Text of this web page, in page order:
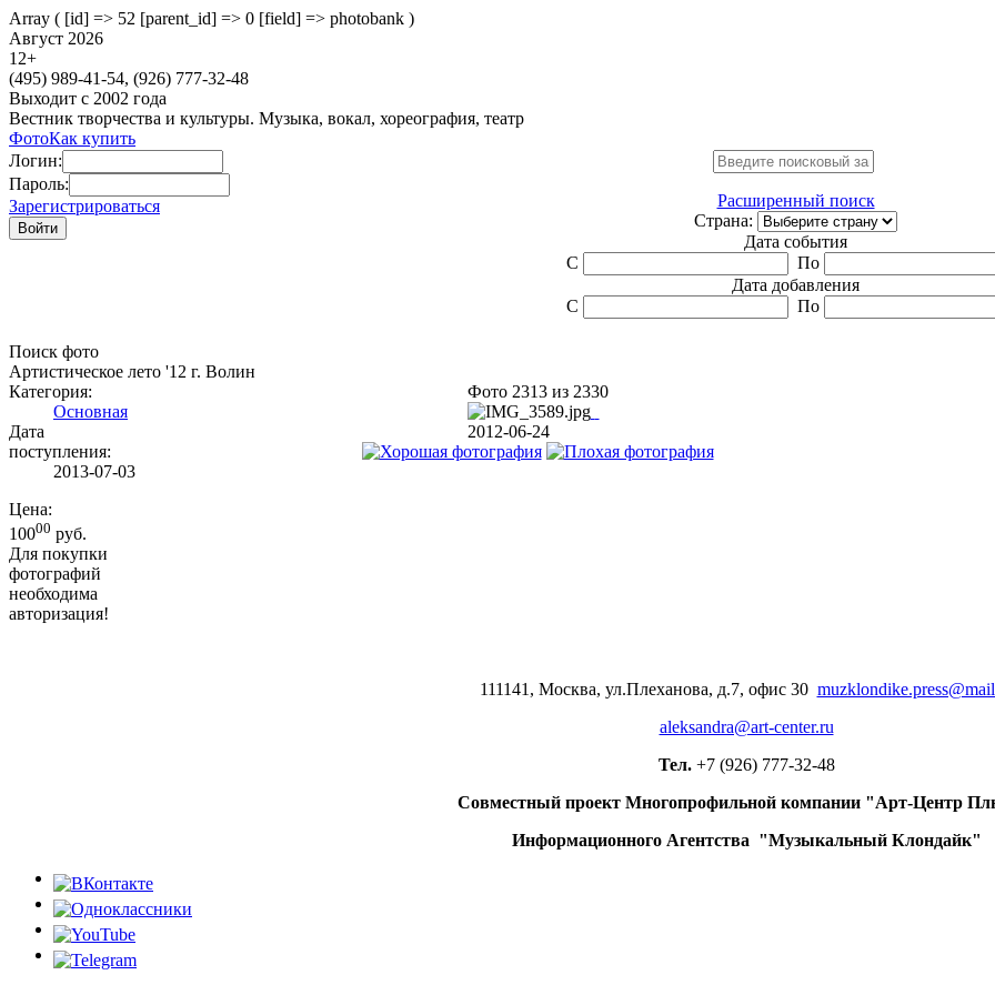
Array ( [id] => 52 [parent_id] => 0 [field] => photobank )
Август 2026
12+
(495) 989-41-54, (926) 777-32-48
Выходит с 2002 года
Вестник творчества и культуры. Музыка, вокал, хореография, театр
ФотоКак купить
Логин:
Пароль:
Зарегистрироваться
Расширенный поиск
Страна:
Дата события
С
По
Дата добавления
С
По
Поиск фото
Артистическое лето '12 г. Волин
Категория:
Основная
Дата
поступления:
2013-07-03
Цена:
10000 руб.
Для покупки
фотографий
необходима
авторизация!
Фото 2313 из 2330
2012-06-24
111141, Москва, ул.Плеханова, д.7, офис 30
aleksandra@art-center.ru
Тел. +7 (926) 777-32-48
Совместный проект Многопрофильной компании "Арт-Центр
Информационного Агентства "Музыкальный Клондайк"